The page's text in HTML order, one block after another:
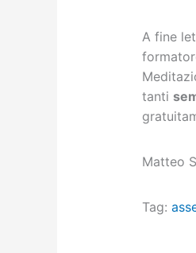
A fine
tanti
Matteo
Tag: